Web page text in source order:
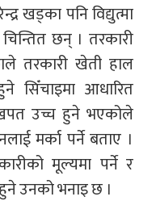
खड्का पनि विद्युत्मा
छन् । तरकारी
तरकारी खेती हाल
सिँचाइमा आधारित
उच्च हुने भएकोले
मर्का पर्ने बताए ।
मूल्यमा पर्ने र
उनको भनाइ छ ।